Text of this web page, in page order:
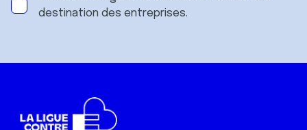
destination des entreprises.